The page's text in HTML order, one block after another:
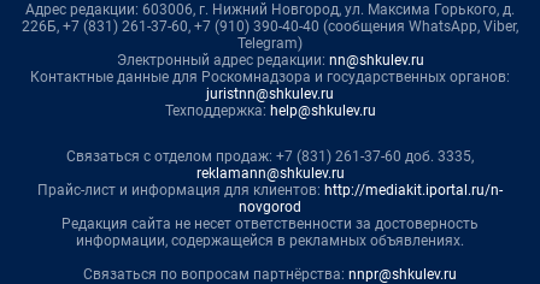
Адрес редакции: 603006, г. Нижний Новгород, ул. Максима Горького, д.
226Б, +7 (831) 261-37-60, +7 (910) 390-40-40 (сообщения WhatsApp, Viber,
Telegram)
Электронный адрес редакции: nn@shkulev.ru
Контактные данные для Роскомнадзора и государственных органов:
juristnn@shkulev.ru
Техподдержка: help@shkulev.ru
Связаться с отделом продаж: +7 (831) 261-37-60 доб. 3335,
reklamann@shkulev.ru
Прайс-лист и информация для клиентов: http://mediakit.iportal.ru/n-
novgorod
Редакция сайта не несет ответственности за достоверность
информации, содержащейся в рекламных объявлениях.
Связаться по вопросам партнёрства: nnpr@shkulev.ru